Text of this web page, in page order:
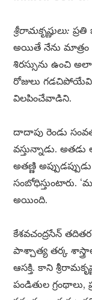
శ్రీరామకృష్ణులు:
అయితే నేను మాత్రం
శిరస్సును ఉంచి
రోజులు
విలపించేవాడిని.
దాదాపు రెండు
వస్తున్నాడు. అతడు
అతణ్ణి
సంబోధిస్తుంటారు.
అయింది.
కేశవచంద్రసేన్
పాశ్చాత్య తర్క
ఆసక్తి. కాని
పండితుల